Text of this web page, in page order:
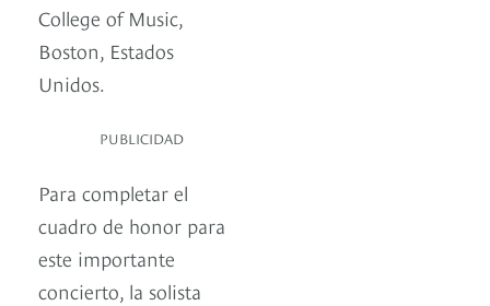
College of Music,
Boston, Estados
Unidos.
PUBLICIDAD
Para completar el
cuadro de honor para
este importante
concierto, la solista